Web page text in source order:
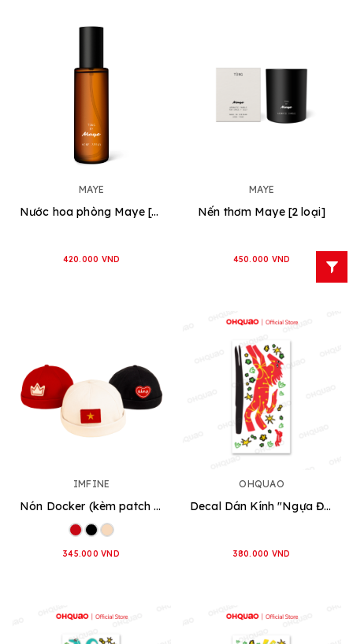
MAYE
Nước hoa phòng Maye [2 loại]
420.000 VND
MAYE
Nến thơm Maye [2 loại]
450.000 VND
IMFINE
Nón Docker (kèm patch Lá cờ Việt Nam) [3 loại]
345.000 VND
OHQUAO
Decal Dán Kính "Ngựa Đỏ"
380.000 VND